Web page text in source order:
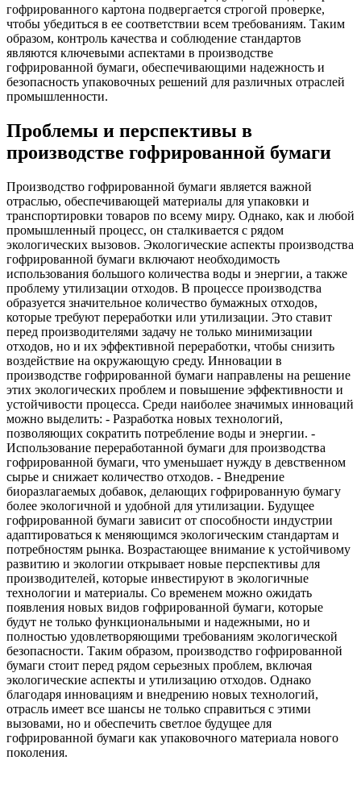
гофрированного картона подвергается строгой проверке,
чтобы убедиться в ее соответствии всем требованиям. Таким
образом, контроль качества и соблюдение стандартов
являются ключевыми аспектами в производстве
гофрированной бумаги, обеспечивающими надежность и
безопасность упаковочных решений для различных отраслей
промышленности.
Проблемы и перспективы в
производстве гофрированной бумаги
Производство гофрированной бумаги является важной
отраслью, обеспечивающей материалы для упаковки и
транспортировки товаров по всему миру. Однако, как и любой
промышленный процесс, он сталкивается с рядом
экологических вызовов. Экологические аспекты производства
гофрированной бумаги включают необходимость
использования большого количества воды и энергии, а также
проблему утилизации отходов. В процессе производства
образуется значительное количество бумажных отходов,
которые требуют переработки или утилизации. Это ставит
перед производителями задачу не только минимизации
отходов, но и их эффективной переработки, чтобы снизить
воздействие на окружающую среду. Инновации в
производстве гофрированной бумаги направлены на решение
этих экологических проблем и повышение эффективности и
устойчивости процесса. Среди наиболее значимых инноваций
можно выделить: - Разработка новых технологий,
позволяющих сократить потребление воды и энергии. -
Использование переработанной бумаги для производства
гофрированной бумаги, что уменьшает нужду в девственном
сырье и снижает количество отходов. - Внедрение
биоразлагаемых добавок, делающих гофрированную бумагу
более экологичной и удобной для утилизации. Будущее
гофрированной бумаги зависит от способности индустрии
адаптироваться к меняющимся экологическим стандартам и
потребностям рынка. Возрастающее внимание к устойчивому
развитию и экологии открывает новые перспективы для
производителей, которые инвестируют в экологичные
технологии и материалы. Со временем можно ожидать
появления новых видов гофрированной бумаги, которые
будут не только функциональными и надежными, но и
полностью удовлетворяющими требованиям экологической
безопасности. Таким образом, производство гофрированной
бумаги стоит перед рядом серьезных проблем, включая
экологические аспекты и утилизацию отходов. Однако
благодаря инновациям и внедрению новых технологий,
отрасль имеет все шансы не только справиться с этими
вызовами, но и обеспечить светлое будущее для
гофрированной бумаги как упаковочного материала нового
поколения.